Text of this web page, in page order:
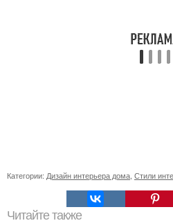
Категории: Дизайн интерьера дома Стили
Читайте также